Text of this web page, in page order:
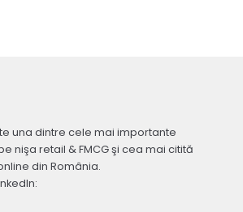
una dintre cele mai importante
nişa retail & FMCG şi cea mai citită
din România.